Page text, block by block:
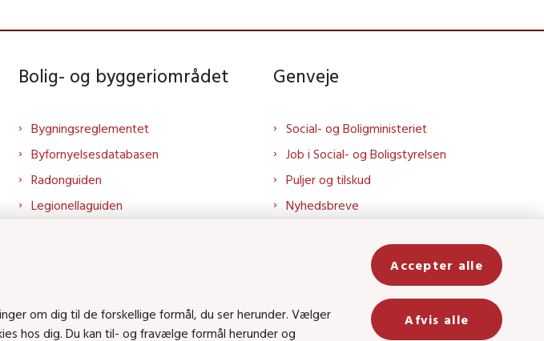
Bolig- og byggeriområdet
Bygningsreglementet
Byfornyelsesdatabasen
Radonguiden
Legionellaguiden
Bolig og byggeri på LinkedIn
Bolig og byggeri på YouTube
Genveje
Social- og Boligministeriet
Job i Social- og Boligstyrelsen
Puljer og tilskud
Nyhedsbreve
Social- og Boligstyrelsens nyheder
som RSS feed
om dig til de forskellige formål, du ser herunder. Vælger
hos dig. Du kan til- og fravælge formål herunder og
Accepter alle
Afvis alle